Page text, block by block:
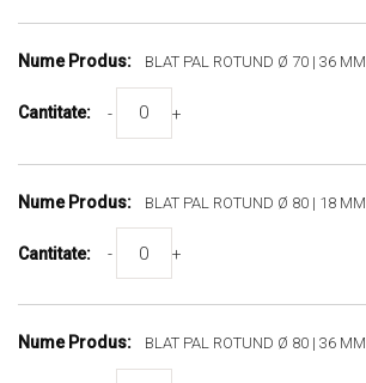
BLAT PAL ROTUND Ø 70 | 36 MM
- +
BLAT PAL ROTUND Ø 80 | 18 MM
- +
BLAT PAL ROTUND Ø 80 | 36 MM